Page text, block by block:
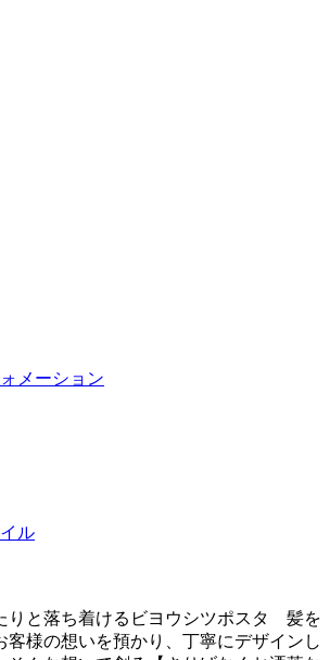
メーション
ル
りと落ち着けるビヨウシツポスタ 髪を
客様の想いを預かり、丁寧にデザインし